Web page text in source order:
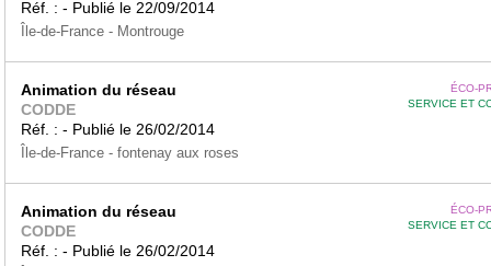
Réf. : - Publié le 22/09/2014
Île-de-France - Montrouge
ÉCO-
SERVICE ET
Animation du réseau
CODDE
Réf. : - Publié le 26/02/2014
Île-de-France - fontenay aux roses
ÉCO-
SERVICE ET
Animation du réseau
CODDE
Réf. : - Publié le 26/02/2014